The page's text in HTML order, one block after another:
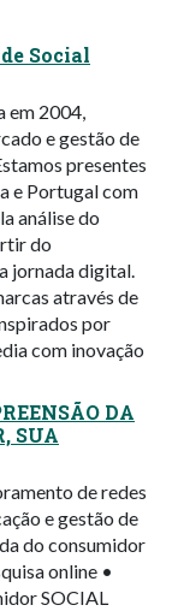
Social
em 2004,
e gestão de
presentes
e Portugal com
análise do
do
jornada digital.
através de
por
com inovação
DA
SUA
de redes
e gestão de
do consumidor
online •
SOCIAL